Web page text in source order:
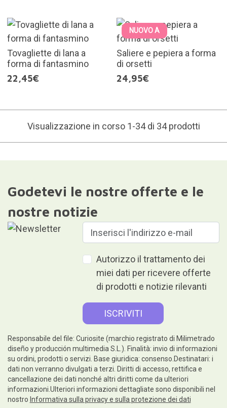
Tovagliette di lana a
forma di fantasmino
22,45€
NUOVO A
Saliere e pepiera a forma
di orsetti
24,95€
Visualizzazione in corso 1-34 di 34 prodotti
Godetevi le nostre offerte e le
nostre notizie
Autorizzo il trattamento dei
miei dati per ricevere offerte
di prodotti e notizie rilevanti
Responsabile del file: Curiosite (marchio registrato di Milimetrado
diseño y producción multimedia S.L.). Finalità: invio di informazioni
su ordini, prodotti o servizi. Base giuridica: consenso.Destinatari: i
dati non verranno divulgati a terzi. Diritti di accesso, rettifica e
cancellazione dei dati nonché altri diritti come da ulteriori
informazioni.Ulteriori informazioni dettagliate sono disponibili nel
nostro Informativa sulla privacy e sulla protezione dei dati